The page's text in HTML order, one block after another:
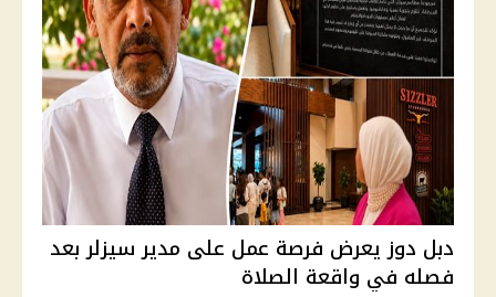
دبل دوز يعرض فرصة عمل على مدير سيزلر بعد
فصله في واقعة الصلاة